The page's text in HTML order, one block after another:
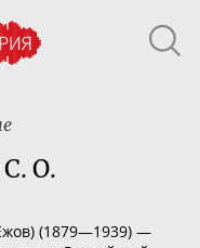
О.
(1879—1939) —